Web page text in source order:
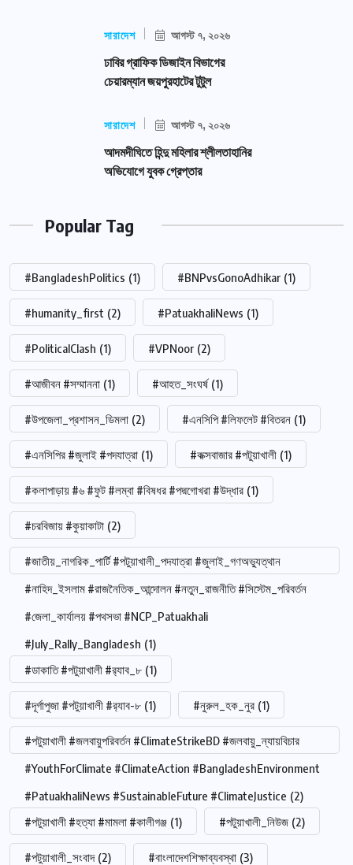
সারাদেশ আগস্ট ৭, ২০২৬
ঢাবির গ্রাফিক ডিজাইন বিভাগের
চেয়ারম্যান জয়পুরহাটের টুটুল
সারাদেশ আগস্ট ৭, ২০২৬
আদমদীঘিতে হিন্দু মহিলার শ্লীলতাহানির
অভিযোগে যুবক গ্রেপ্তার
Popular Tag
#BangladeshPolitics (1) #BNPvsGonoAdhikar (1)
#humanity_first (2) #PatuakhaliNews (1)
#PoliticalClash (1) #VPNoor (2)
#আজীবন #সম্মাননা (1) #আহত_সংঘর্ষ (1)
#উপজেলা_প্রশাসন_ডিমলা (2) #এনসিপি #লিফলেট #বিতরন (1)
#এনসিপির #জুলাই #পদযাত্রা (1) #কক্সবাজার #পটুয়াখালী (1)
#কলাপাড়ায় #৬ #ফুট #লম্বা #বিষধর #পদ্মগোখরা #উদ্ধার (1)
#চরবিজায় #কুয়াকাটা (2)
#জাতীয়_নাগরিক_পার্টি #পটুয়াখালী_পদযাত্রা #জুলাই_গণঅভ্যুত্থান
#নাহিদ_ইসলাম #রাজনৈতিক_আন্দোলন #নতুন_রাজনীতি #সিস্টেম_পরিবর্তন
#জেলা_কার্যালয় #পথসভা #NCP_Patuakhali
#July_Rally_Bangladesh (1)
#ডাকাতি #পটুয়াখালী #র‍্যাব_৮ (1)
#দূর্গাপুজা #পটুয়াখালী #র‍্যাব-৮ (1) #নুরুল_হক_নুর (1)
#পটুয়াখালী #জলবায়ুপরিবর্তন #ClimateStrikeBD #জলবায়ু_ন্যায়বিচার
#YouthForClimate #ClimateAction #BangladeshEnvironment
#PatuakhaliNews #SustainableFuture #ClimateJustice (2)
#পটুয়াখালী #হত্যা #মামলা #কালীগঞ্জ (1) #পটুয়াখালী_নিউজ (2)
#পটুয়াখালী_সংবাদ (2) #বাংলাদেশশিক্ষাব্যবস্থা (3)